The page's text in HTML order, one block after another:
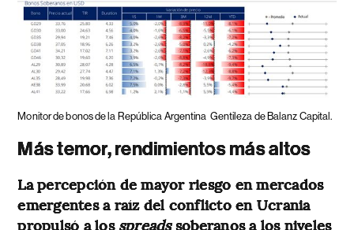
Monitor de bonos de la República Argentina Gentileza de Balanz Capital.
Más temor, rendimientos más altos
La percepción de mayor riesgo en mercados
emergentes a raíz del conflicto en Ucrania
propulsó a los spreadssoberanos a los niveles